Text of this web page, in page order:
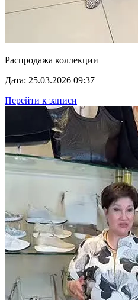
Распродажа коллекции
Дата: 25.03.2026 09:37
Перейти к записи